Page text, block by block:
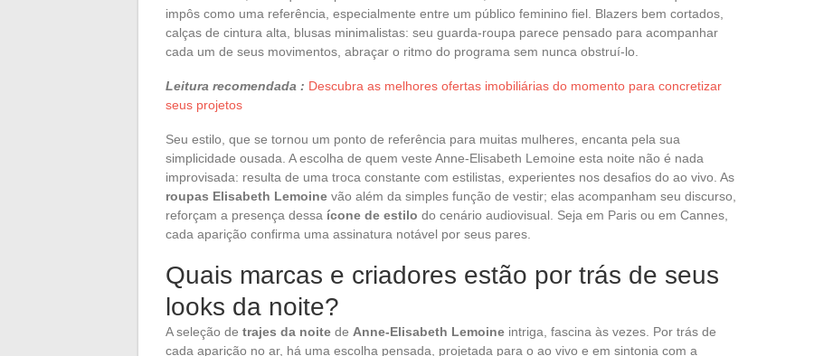
impôs como uma referência, especialmente entre um público feminino fiel. Blazers bem cortados,
calças de cintura alta, blusas minimalistas: seu guarda-roupa parece pensado para acompanhar
cada um de seus movimentos, abraçar o ritmo do programa sem nunca obstruí-lo.
Leitura recomendada : Descubra as melhores ofertas imobiliárias do momento para concretizar
seus projetos
Seu estilo, que se tornou um ponto de referência para muitas mulheres, encanta pela sua
simplicidade ousada. A escolha de quem veste Anne-Elisabeth Lemoine esta noite não é nada
improvisada: resulta de uma troca constante com estilistas, experientes nos desafios do ao vivo. As
roupas Elisabeth Lemoine vão além da simples função de vestir; elas acompanham seu discurso,
reforçam a presença dessa ícone de estilo do cenário audiovisual. Seja em Paris ou em Cannes,
cada aparição confirma uma assinatura notável por seus pares.
Quais marcas e criadores estão por trás de seus
looks da noite?
A seleção de trajes da noite de Anne-Elisabeth Lemoine intriga, fascina às vezes. Por trás de
cada aparição no ar, há uma escolha pensada, projetada para o ao vivo e em sintonia com a